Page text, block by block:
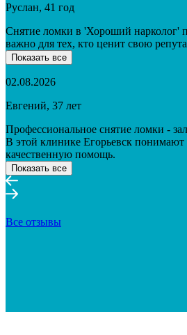
Руслан, 41 год
Снятие ломки в 'Хороший нарколог'
важно для тех, кто ценит свою
Показать все
02.08.2026
Евгений, 37 лет
Профессиональное снятие ломки -
В этой клинике Егорьевск понимают
качественную помощь.
Показать все
Все отзывы